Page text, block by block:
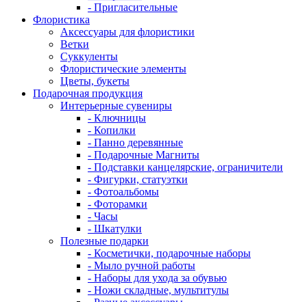
- Пригласительные
Флористика
Аксессуары для флористики
Ветки
Суккуленты
Флористические элементы
Цветы, букеты
Подарочная продукция
Интерьерные сувениры
- Ключницы
- Копилки
- Панно деревянные
- Подарочные Магниты
- Подставки канцелярские, ограничители
- Фигурки, статуэтки
- Фотоальбомы
- Фоторамки
- Часы
- Шкатулки
Полезные подарки
- Косметички, подарочные наборы
- Мыло ручной работы
- Наборы для ухода за обувью
- Ножи складные, мультитулы